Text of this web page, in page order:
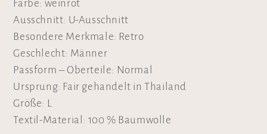
Farbe: weinrot
Ausschnitt: U-Ausschnitt
Besondere Merkmale: Retro
Geschlecht: Männer
Passform – Oberteile: Normal
Ursprung: Fair gehandelt in Thailand
Größe: L
Textil-Material: 100 % Baumwolle